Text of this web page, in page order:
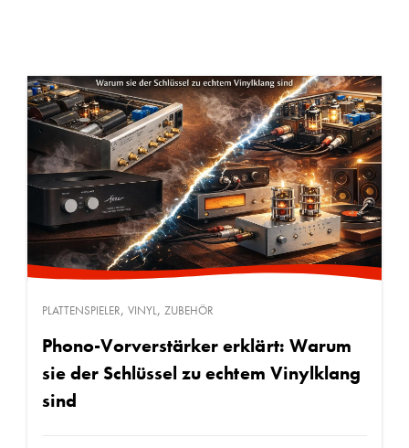
PLATTENSPIELER, VINYL, ZUBEHÖR
Phono-Vorverstärker erklärt: Warum
sie der Schlüssel zu echtem Vinylklang
sind